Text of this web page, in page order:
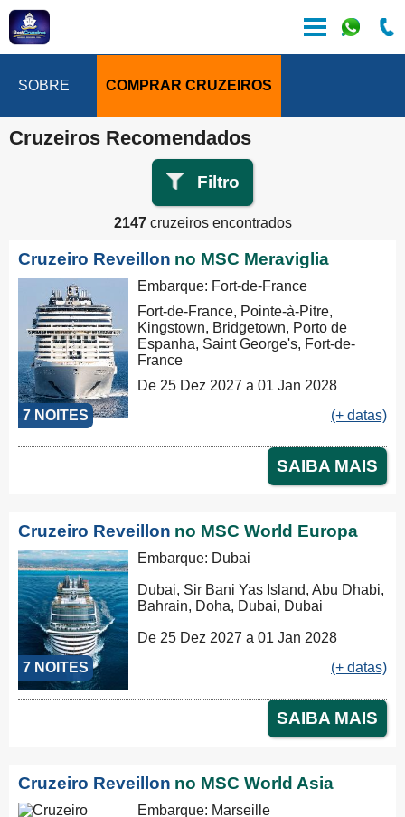
SOBRE COMPRAR CRUZEIROS
Cruzeiros Recomendados
Filtro
2147cruzeiros encontrados
Cruzeiro Reveillon no MSC Meraviglia
7 NOITES
Embarque: Fort-de-France
Fort-de-France, Pointe-à-Pitre,
Kingstown, Bridgetown, Porto de
Espanha, Saint George's, Fort-de-
France
De 25 Dez 2027 a 01 Jan 2028
(+ datas)
SAIBA MAIS
Cruzeiro Reveillon no MSC World Europa
7 NOITES
Embarque: Dubai
Dubai, Sir Bani Yas Island, Abu Dhabi,
Bahrain, Doha, Dubai, Dubai
De 25 Dez 2027 a 01 Jan 2028
(+ datas)
SAIBA MAIS
Cruzeiro Reveillon no MSC World Asia
Embarque: Marseille